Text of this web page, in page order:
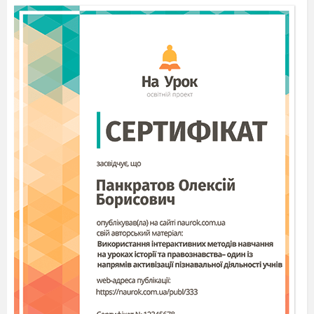
(однакова синтаксична модель речень)
3. Риторичне питання
Визначення.
Риторичне питання — це запитання, яке не
потребує відповіді, оскільки вона очевидна або
вже закладена в змісті.
Призначення:
привернення уваги адресата;
вираження авторської позиції.
Приклад:
Хіба можна забути рідну мову?
4. Звернення як стилістичний засіб
Визначення.